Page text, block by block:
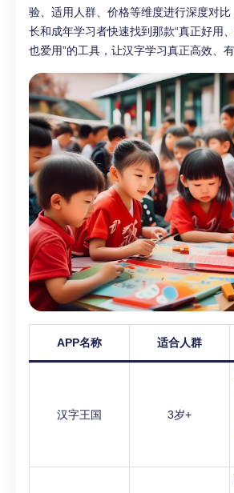
验、适用人群、价格等维度进行深度对
长和成年学习者快速找到那款“真正好用
也爱用”的工具，让汉字学习真正高效、
APP名称 适合人群
汉字王国 3岁+